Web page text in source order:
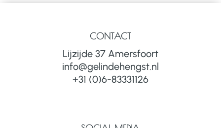
CONTACT
Lijzijde 37 Amersfoort
info@gelindehengst.nl
+31 (0)6-83331126